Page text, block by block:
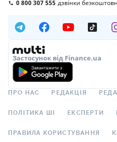
0 800 307 555 дзвінки
Застосунок від Finance.ua
ПРО НАС РЕДАКЦІЯ
ПОЛІТИКА ШІ ЕКСПЕРТИ
ПРАВИЛА КОРИСТУВАННЯ